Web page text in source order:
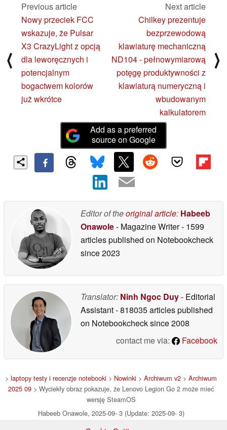
⟨
Previous article
Nowy przeciek FCC
wskazuje, że Pulsar
X3 CrazyLight z opcją
dla leworęcznych i
potencjalnym
bogactwem kolorów
już wkrótce
Next article
Chilkey prezentuje
bezprzewodową
klawiaturę mechaniczną
ND104 - pełnowymiarową
potęgę produktywności z
klawiaturą numeryczną i
wbudowanym
kalkulatorem
⟩
Add as a preferred
source on Google
Editor of theoriginal article: Habeeb
Onawole- Magazine Writer- 1599
articles published on Notebookcheck
since 2023
Translator: Ninh Ngoc Duy- Editorial
Assistant- 818035 articles published
on Notebookchecksince 2008
contact me via:
Facebook
> laptopy testy i recenzje notebooki > Nowinki > Archiwum v2 > Archiwum
2025 09 > Wyciekły obraz pokazuje, że Lenovo Legion Go 2 może mieć
wersję SteamOS
Habeeb Onawole, 2025-09- 3 (Update: 2025-09- 3)